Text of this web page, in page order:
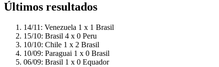
Últimos resultados
14/11: Venezuela 1 x 1 Brasil
15/10: Brasil 4 x 0 Peru
10/10: Chile 1 x 2 Brasil
10/09: Paraguai 1 x 0 Brasil
06/09: Brasil 1 x 0 Equador